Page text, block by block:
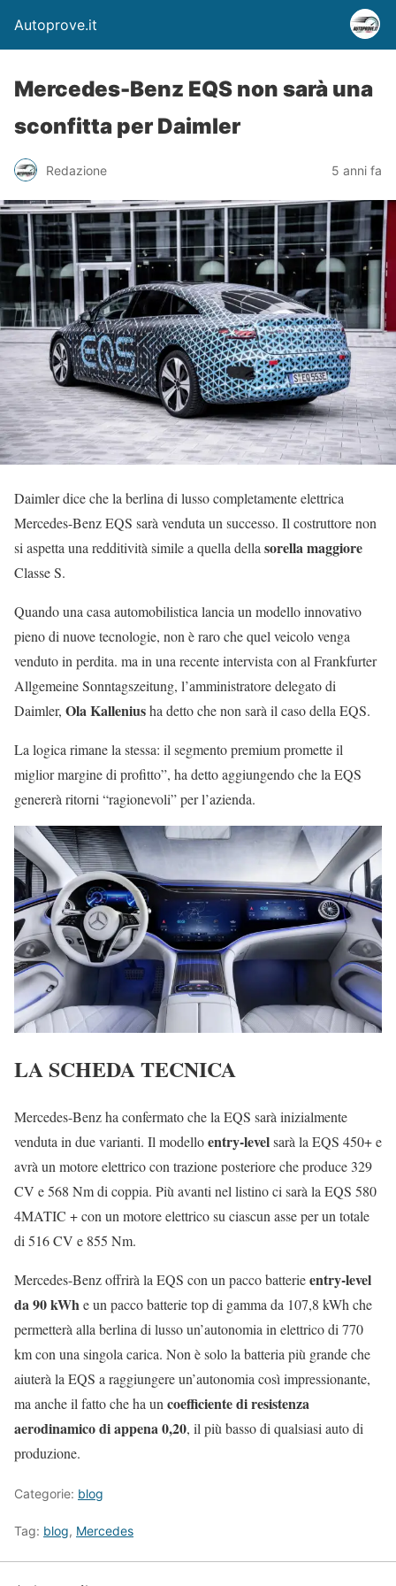
Autoprove.it
Mercedes-Benz EQS non sarà una
sconfitta per Daimler
Redazione 5 anni fa
Daimler dice che la berlina di lusso completamente elettrica
Mercedes-Benz EQS sarà venduta un successo. Il costruttore non
si aspetta una redditività simile a quella della sorella maggiore
Classe S.
Quando una casa automobilistica lancia un modello innovativo
pieno di nuove tecnologie, non è raro che quel veicolo venga
venduto in perdita. ma in una recente intervista con al Frankfurter
Allgemeine Sonntagszeitung, l’amministratore delegato di
Daimler, Ola Kalleniusha detto che non sarà il caso della EQS.
La logica rimane la stessa: il segmento premium promette il
miglior margine di profitto”, ha detto aggiungendo che la EQS
genererà ritorni “ragionevoli” per l’azienda.
LA SCHEDA TECNICA
Mercedes-Benz ha confermato che la EQS sarà inizialmente
venduta in due varianti. Il modelloentry-levelsarà la EQS 450+ e
avrà un motore elettrico con trazione posteriore che produce 329
CV e 568 Nm di coppia. Più avanti nel listino ci sarà la EQS 580
4MATIC + con un motore elettrico su ciascun asse per un totale
di 516 CV e 855 Nm.
Mercedes-Benz offrirà la EQS con un pacco batterieentry-level
da 90 kWhe un pacco batterie top di gamma da 107,8 kWh che
permetterà alla berlina di lusso un’autonomia in elettrico di 770
km con una singola carica. Non è solo la batteria più grande che
aiuterà la EQS a raggiungere un’autonomia così impressionante,
ma anche il fatto che ha uncoefficiente di resistenza
aerodinamico di appena 0,20, il più basso di qualsiasi auto di
produzione.
Categorie: blog
Tag: blog, Mercedes